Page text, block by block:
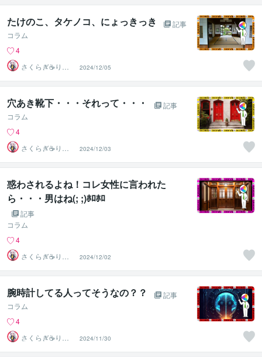
たけのこ、タケノコ、にょっきっき
記事
コラム
4
さくらぎ☕りょ
う⛎癒やし電話
相談サロン
2024/12/05
穴あき靴下・・・それって・・・
記事
コラム
4
さくらぎ☕りょ
う⛎癒やし電話
相談サロン
2024/12/03
惑わされるよね！コレ女性に言われた
ら・・・男はね(; ;)ﾎﾛﾎﾛ
記事
コラム
4
さくらぎ☕りょ
う⛎癒やし電話
相談サロン
2024/12/02
腕時計してる人ってそうなの？？
記事
コラム
4
さくらぎ☕りょ
う⛎癒やし電話
相談サロン
2024/11/30